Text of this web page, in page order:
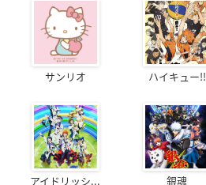
サンリオ ハイキュー!!
アイドリッシ... 銀魂